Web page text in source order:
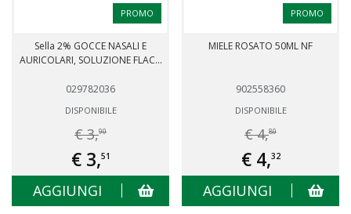
PROMO
Sella 2% GOCCE NASALI E
AURICOLARI, SOLUZIONE FLAC...
029782036
DISPONIBILE
€ 3,90
€ 3,51
AGGIUNGI
PROMO
MIELE ROSATO 50ML NF
902558360
DISPONIBILE
€ 4,80
€ 4,32
AGGIUNGI